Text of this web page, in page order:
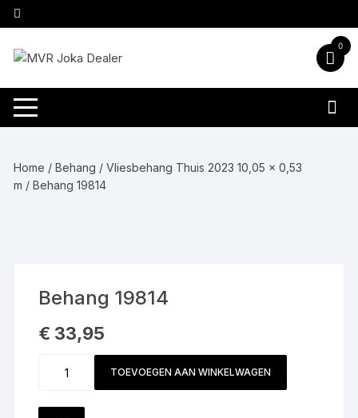
naar
inhoud
0
Home /Behang /Vliesbehang Thuis 2023 10,05 x 0,53
m / Behang 19814
Behang 19814
€ 33,95
19814
TOEVOEGEN AAN WINKELWAGEN